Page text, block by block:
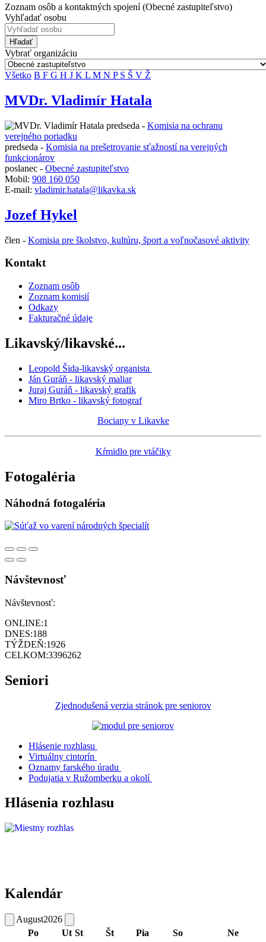
Zoznam osôb a kontaktných spojení (Obecné zastupiteľstvo)
Vyhľadať osobu
Hľadať
Vybrať organizáciu
Všetko B F G H J K L M N P S Š V Ž
MVDr. Vladimír Hatala
predseda - Komisia na ochranu
verejného poriadku
predseda - Komisia na prešetrovanie sťažností na verejných
funkcionárov
poslanec - Obecné zastupiteľstvo
Mobil: 908 160 050
E-mail: vladimir.hatala@likavka.sk
Jozef Hykel
člen - Komisia pre školstvo, kultúru, šport a voľnočasové aktivity
Kontakt
Zoznam osôb
Zoznam komisií
Odkazy
Fakturačné údaje
Likavský/likavské...
Leopold Šida-likavský organista
Ján Guráň - likavský maliar
Juraj Guráň - likavský grafik
Miro Brtko - likavský fotograf
Bociany v Likavke
Kŕmidlo pre vtáčiky
Fotogaléria
Náhodná fotogaléria
Návštevnosť
Návštevnosť:
ONLINE:1
DNES:188
TÝŽDEŇ:1926
CELKOM:3396262
Seniori
Zjednodušená verzia stránok pre seniorov
Hlásenie rozhlasu
Virtuálny cintorín
Oznamy farského úradu
Podujatia v Ružomberku a okolí
Hlásenia rozhlasu
Kalendár
August2026
Po
Ut St Št Pia So
Ne